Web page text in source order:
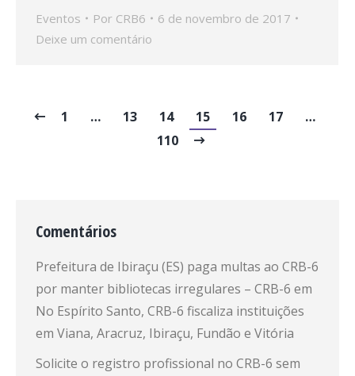
Eventos Por CRB6
6 de novembro de 2017
Deixe um comentário
1 … 13 14 15 16 17
…
110
Comentários
Prefeitura de Ibiraçu (ES) paga multas ao CRB-6
por manter bibliotecas irregulares – CRB-6 em
No Espírito Santo, CRB-6 fiscaliza instituições
em Viana, Aracruz, Ibiraçu, Fundão e Vitória
Solicite o registro profissional no CRB-6 sem